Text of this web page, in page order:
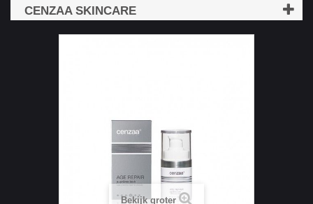
CENZAA SKINCARE
Bekijk groter